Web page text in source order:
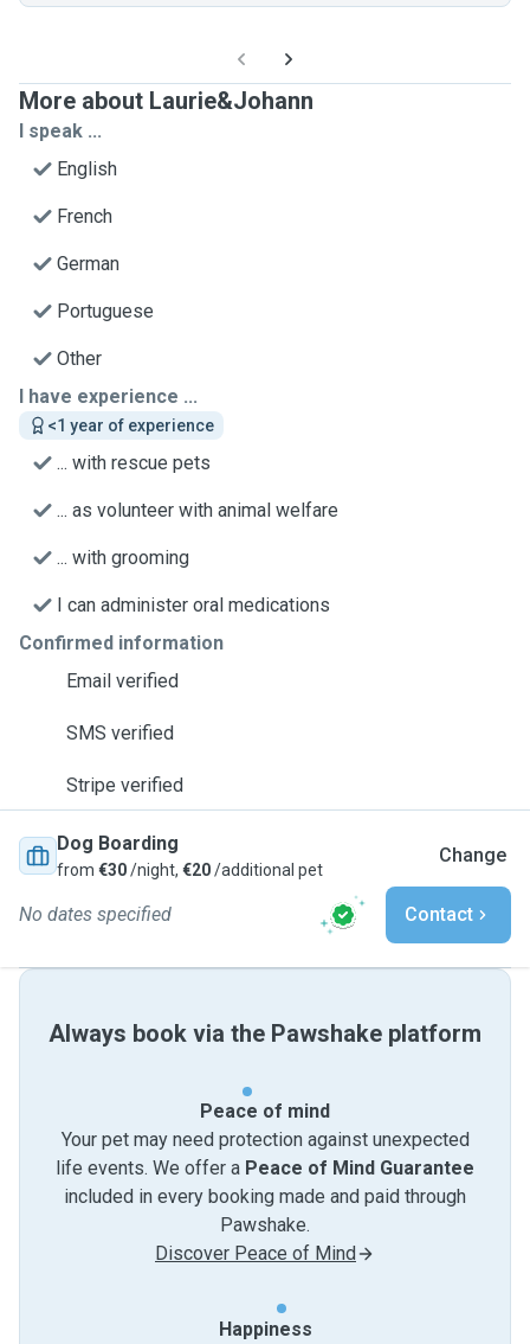
More about Laurie&Johann
I speak ...
English
French
German
Portuguese
Other
I have experience ...
<1 year of experience
... with rescue pets
... as volunteer with animal welfare
... with grooming
I can administer oral medications
Confirmed information
Email verified
SMS verified
Stripe verified
Dog Boarding
from €30/night, €20/additional pet
Change
No dates specified Contact
Always book via the Pawshake platform
Peace of mind
Your pet may need protection against unexpected
life events. We offer a Peace of Mind Guarantee
included in every booking made and paid through
Pawshake.
Discover Peace of Mind
Happiness